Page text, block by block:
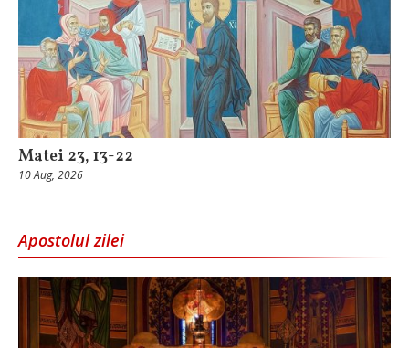
Matei 23, 13-22
10 Aug, 2026
Apostolul zilei